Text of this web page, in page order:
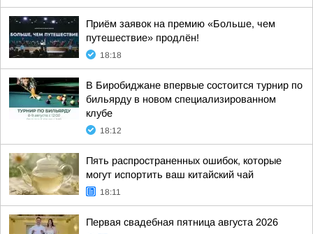
Приём заявок на премию «Больше, чем
путешествие» продлён!
18:18
В Биробиджане впервые состоится турнир по
бильярду в новом специализированном
клубе
18:12
Пять распространенных ошибок, которые
могут испортить ваш китайский чай
18:11
Первая свадебная пятница августа 2026